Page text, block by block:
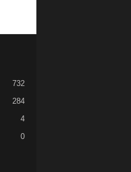
732
284
4
0